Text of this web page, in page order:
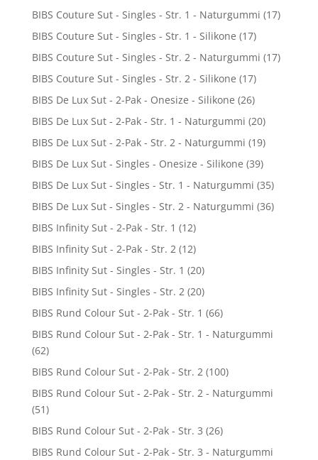
BIBS Couture Sut - Singles - Str. 1 - Naturgummi (17)
BIBS Couture Sut - Singles - Str. 1 - Silikone (17)
BIBS Couture Sut - Singles - Str. 2 - Naturgummi (17)
BIBS Couture Sut - Singles - Str. 2 - Silikone (17)
BIBS De Lux Sut - 2-Pak - Onesize - Silikone (26)
BIBS De Lux Sut - 2-Pak - Str. 1 - Naturgummi (20)
BIBS De Lux Sut - 2-Pak - Str. 2 - Naturgummi (19)
BIBS De Lux Sut - Singles - Onesize - Silikone (39)
BIBS De Lux Sut - Singles - Str. 1 - Naturgummi (35)
BIBS De Lux Sut - Singles - Str. 2 - Naturgummi (36)
BIBS Infinity Sut - 2-Pak - Str. 1 (12)
BIBS Infinity Sut - 2-Pak - Str. 2 (12)
BIBS Infinity Sut - Singles - Str. 1 (20)
BIBS Infinity Sut - Singles - Str. 2 (20)
BIBS Rund Colour Sut - 2-Pak - Str. 1 (66)
BIBS Rund Colour Sut - 2-Pak - Str. 1 - Naturgummi
(62)
BIBS Rund Colour Sut - 2-Pak - Str. 2 (100)
BIBS Rund Colour Sut - 2-Pak - Str. 2 - Naturgummi
(51)
BIBS Rund Colour Sut - 2-Pak - Str. 3 (26)
BIBS Rund Colour Sut - 2-Pak - Str. 3 - Naturgummi